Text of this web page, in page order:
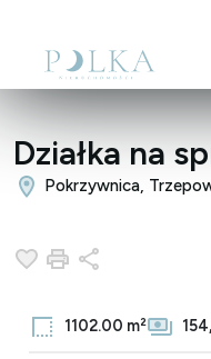
Działka na
Pokrzywnica,
Dodaj do ulubionych
Drukuj
1102.00 m²